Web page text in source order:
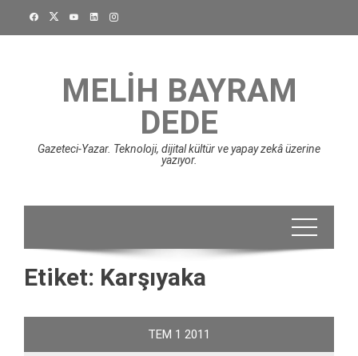
MELIH BAYRAM
DEDE
Gazeteci-Yazar. Teknoloji, dijital kültür ve yapay zekâ üzerine
yazıyor.
Etiket: Karşıyaka
TEM 1 2011